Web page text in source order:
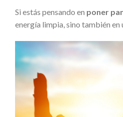
Si estás pensando en poner
energía limpia, sino también